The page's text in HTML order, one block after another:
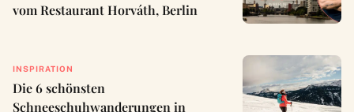
vom Restaurant Horváth, Berlin
INSPIRATION
Die 6 schönsten
Schneeschuhwanderungen in